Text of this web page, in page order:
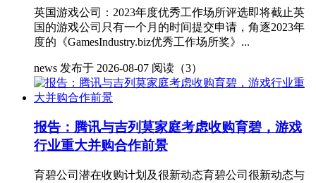
英国游戏公司：2023年度优秀工作场所评选即将截止英
国的游戏公司只有一个月的时间提交申请，角逐2023年
度的《GamesIndustry.biz优秀工作场所奖》...
news 发布于 2026-08-07 阅读（3）
报告：腾讯与吉列莫家庭考虑收购育碧，游戏
行业重大并购合作前景
育碧公司潜在收购计划及很新动态育碧公司很新动态与